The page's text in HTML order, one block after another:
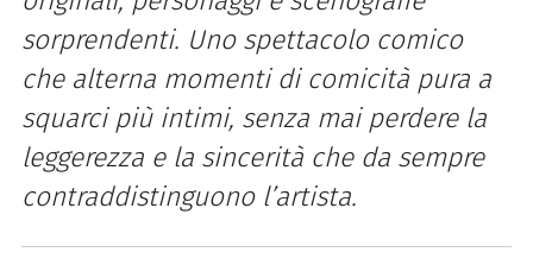
sorprendenti. Uno spettacolo comico
che alterna momenti di comicità pura a
squarci più intimi, senza mai perdere la
leggerezza e la sincerità che da sempre
contraddistinguono l’artista.